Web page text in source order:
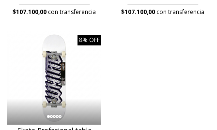
$107.100,00 con transferencia
$107.100,00 con transferencia
8% OFF